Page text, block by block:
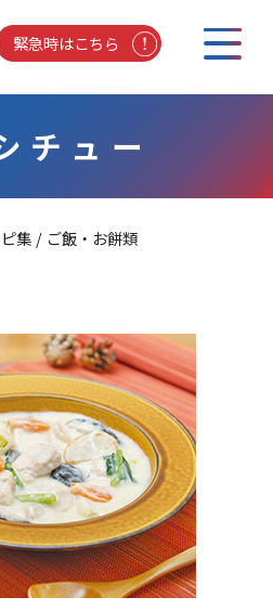
緊急時はこちら
チュー
集
ご飯・お餅類